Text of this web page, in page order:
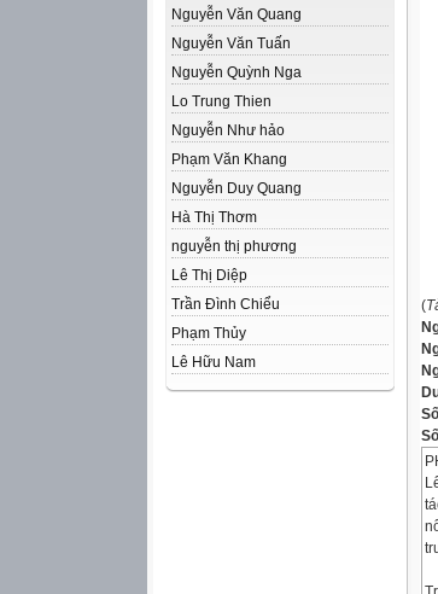
Nguyễn Văn Quang
Nguyễn Văn Tuấn
Nguyễn Quỳnh Nga
Lo Trung Thien
Nguyễn Như hảo
Phạm Văn Khang
Nguyễn Duy Quang
Hà Thị Thơm
nguyễn thị phương
Lê Thị Diệp
Trần Đình Chiểu
Phạm Thủy
Lê Hữu Nam
(